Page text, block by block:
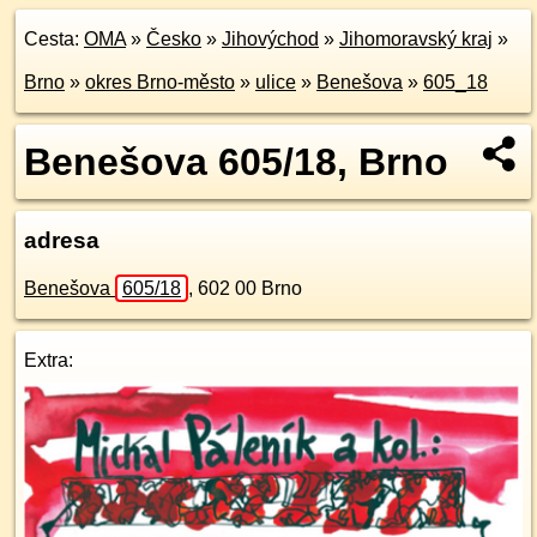
Cesta: OMA» Česko » Jihovýchod » Jihomoravský kraj »
Brno » okres Brno-město » ulice » Benešova » 605_18
Benešova 605/18, Brno
adresa
Benešova 605/18 , 602 00 Brno
Extra: